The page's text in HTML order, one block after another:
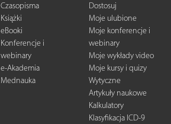
Czasopisma
Książki
eBooki
Konferencje i
webinary
e-Akademia
Mednauka
Dostosuj
Moje ulubione
Moje konferencje i
webinary
Moje wykłady video
Moje kursy i quizy
Wytyczne
Artykuły naukowe
Kalkulatory
Klasyfikacja ICD-9